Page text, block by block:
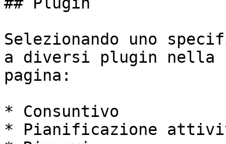
Selezionando uno
a diversi plugin nella
pagina:
* Consuntivo
* Pianificazione